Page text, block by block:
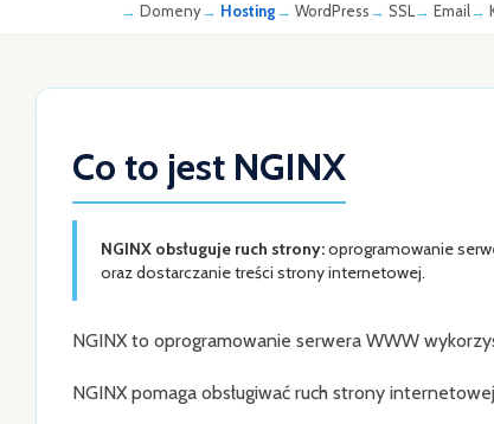
Domeny Hosting WordPress SSL Email
Co to jest NGINX
NGINX obsługuje ruch strony:oprogramowanie
oraz dostarczanie treści strony internetowej.
NGINX to oprogramowanie serwera WWW
NGINX pomaga obsługiwać ruch strony